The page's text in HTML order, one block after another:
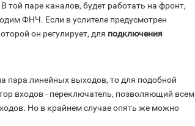
паре каналов, будет работать на фронт,
ФНЧ. Если в услителе предусмотрен
он регулирует, для подключения
пара линейных выходов, то для подобной
входов - переключатель, позволяющий всем
Но в крайнем случае опять же можно